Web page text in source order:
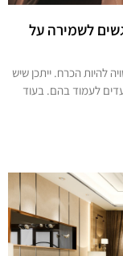
לשמירה על
להיות הכרח. ייתכן שיש
לעמוד בהם. בעוד